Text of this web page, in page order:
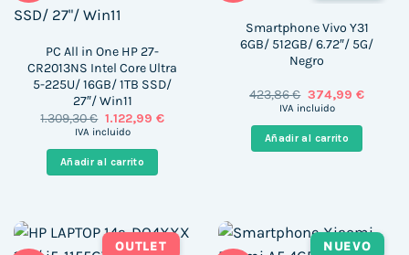
PC All in One HP 27-
CR2013NS Intel Core Ultra
5-225U/ 16GB/ 1TB SSD/
27″/ Win11
1.309,30€ El
precio
era:
1.309,30 €.
1.122,99 €El
IVA incluido
Añadir al carrito
Smartphone Vivo Y31
6GB/ 512GB/ 6.72″/ 5G/
Negro
423,86€ El
precio
era:
423,86 €.
374,99 €El
IVA incluido
Añadir al carrito
OUTLET
NUEVO